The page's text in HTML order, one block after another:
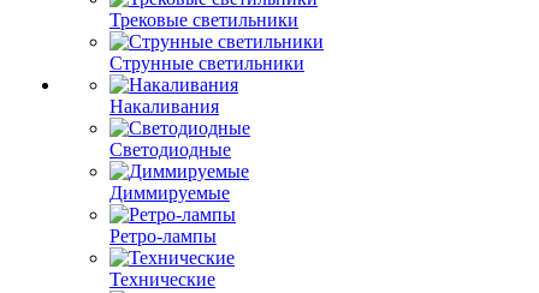
Трековые светильники
Струнные светильники
Накаливания
Светодиодные
Диммируемые
Ретро-лампы
Технические